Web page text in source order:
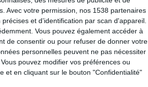
Avec votre permission, nos 1538 partenaires
et d’identification par scan d'appareil.
Vous pouvez également accéder à
de consentir ou pour refuser de donner votre
personnelles peuvent ne pas nécessiter
pouvez modifier vos préférences ou
et en cliquant sur le bouton "Confidentialité"
46 (100%)